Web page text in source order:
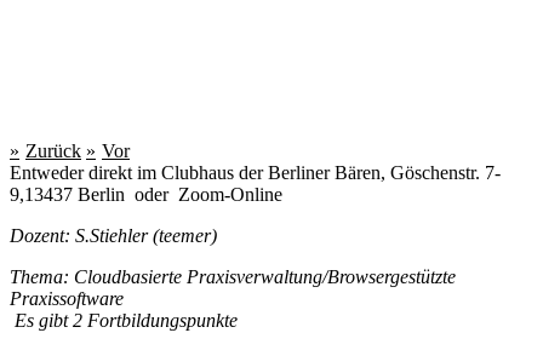
Zurück
Vor
Entweder direkt im Clubhaus der Berliner Bären, Göschenstr. 7-
9,13437 Berlin oder Zoom-Online
Dozent: S.Stiehler (teemer)
Thema: Cloudbasierte Praxisverwaltung/Browsergestützte
Praxissoftware
Es gibt 2 Fortbildungspunkte